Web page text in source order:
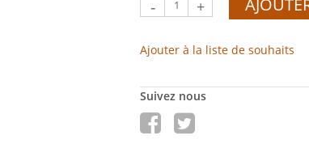
- +
Ajouter à la liste de souhaits
Suivez nous